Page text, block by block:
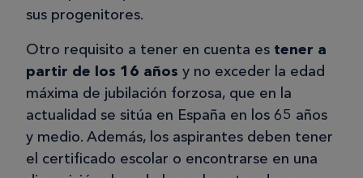
sus progenitores.
Otro requisito a tener en cuenta es tener a
partir de los 16 años y no exceder la edad
máxima de jubilación forzosa, que en la
actualidad se sitúa en España en los 65 años
y medio. Además, los aspirantes deben tener
el certificado escolar o encontrarse en una